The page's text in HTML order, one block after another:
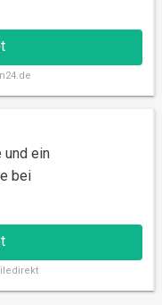
und ein
bei